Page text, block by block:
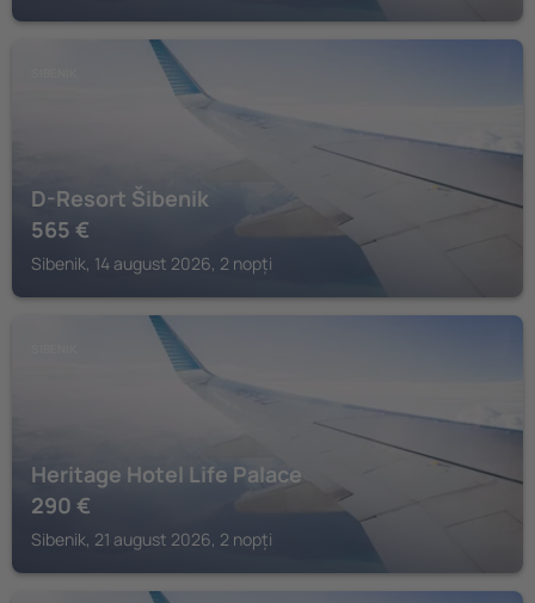
D-Resort Šibenik
565 €
Sibenik, 14 august 2026, 2 nopți
Heritage Hotel Life Palace
290 €
Sibenik, 21 august 2026, 2 nopți